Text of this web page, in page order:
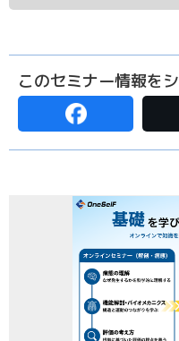
このセミナー情報を